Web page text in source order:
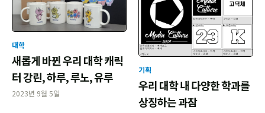
대학
새롭게 바뀐 우리 대학 캐릭
터 강린, 하루, 루노, 유루
2023년 9월 5일
기획
우리 대학 내 다양한 학과를
상징하는 과잠